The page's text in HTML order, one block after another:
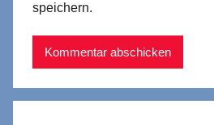
speichern.